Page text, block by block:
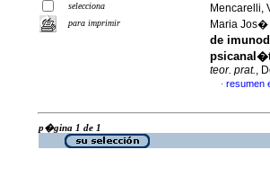
selecciona
para imprimir
Maria
de
teor. prat.,
· resumen
p�gina 1 de 1